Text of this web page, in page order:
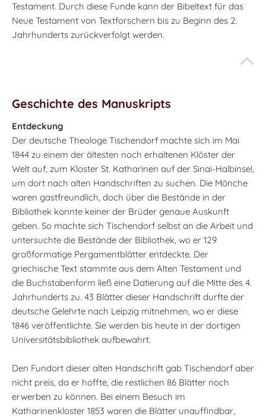
Testament. Durch diese Funde kann der Bibeltext für das
Neue Testament von Textforschern bis zu Beginn des 2.
Jahrhunderts zurückverfolgt werden.
Geschichte des Manuskripts
Entdeckung
Der deutsche Theologe Tischendorf machte sich im Mai
1844 zu einem der ältesten noch erhaltenen Klöster der
Welt auf, zum Kloster St. Katharinen auf der Sinai-Halbinsel,
um dort nach alten Handschriften zu suchen. Die Mönche
waren gastfreundlich, doch über die Bestände in der
Bibliothek konnte keiner der Brüder genaue Auskunft
geben. So machte sich Tischendorf selbst an die Arbeit und
untersuchte die Bestände der Bibliothek, wo er 129
großformatige Pergamentblätter entdeckte. Der
griechische Text stammte aus dem Alten Testament und
die Buchstabenform ließ eine Datierung auf die Mitte des 4.
Jahrhunderts zu. 43 Blätter dieser Handschrift durfte der
deutsche Gelehrte nach Leipzig mitnehmen, wo er diese
1846 veröffentlichte. Sie werden bis heute in der dortigen
Universitätsbibliothek aufbewahrt.
Den Fundort dieser alten Handschrift gab Tischendorf aber
nicht preis, da er hoffte, die restlichen 86 Blätter noch
erwerben zu können. Bei einem Besuch im
Katharinenkloster 1853 waren die Blätter unauffindbar,